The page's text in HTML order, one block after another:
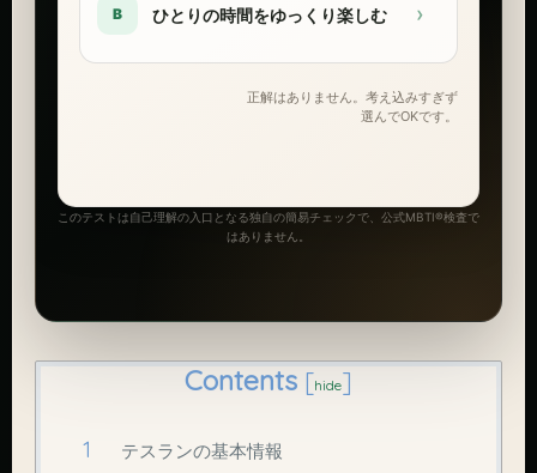
B ひとりの時間をゆっくり楽しむ ›
正解はありません。考え込みすぎず
選んでOKです。
このテストは自己理解の入口となる独自の簡易チェックで、公式MBTI®検査で
はありません。
Contents [hide]
テスランの基本情報